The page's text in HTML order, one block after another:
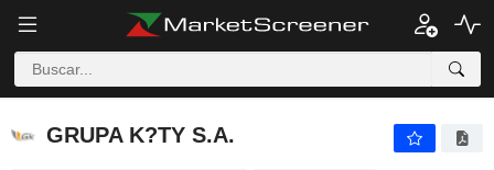
GRUPA K?TY S.A.
GRUPA K?TY S.A.